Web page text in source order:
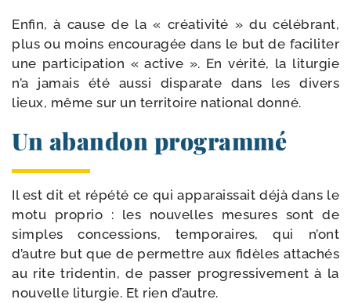
Enfin, à cause de la « créa­ti­vi­té » du célé­brant,
plus ou moins encou­ra­gée dans le but de faci­li­ter
une par­ti­ci­pa­tion « active ». En véri­té, la litur­gie
n’a jamais été aus­si dis­pa­rate dans les divers
lieux, même sur un ter­ri­toire natio­nal donné.
Un abandon programmé
Il est dit et répé­té ce qui appa­rais­sait déjà dans le
motu pro­prio : les nou­velles mesures sont de
simples conces­sions, tem­po­raires, qui n’ont
d’autre but que de per­mettre aux fidèles atta­chés
au rite tri­den­tin, de pas­ser pro­gres­si­ve­ment à la
nou­velle litur­gie. Et rien d’autre.